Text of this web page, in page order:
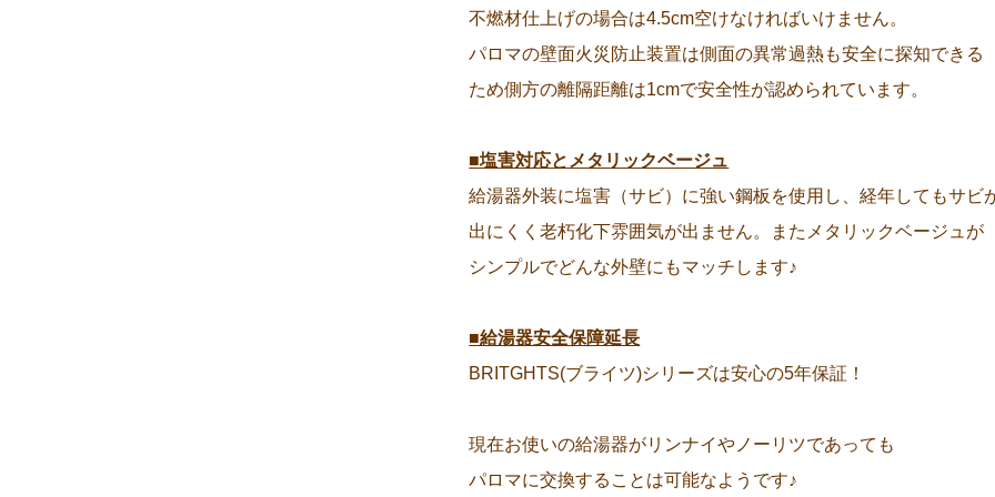
不燃材仕上げの場合は4.5cm空けなければいけません。
パロマの壁面火災防止装置は側面の異常過熱も安全に探知できる
ため側方の離隔距離は1cmで安全性が認められています。
■塩害対応とメタリックベージュ
給湯器外装に塩害（サビ）に強い鋼板を使用し、経年してもサビ
出にくく老朽化下雰囲気が出ません。またメタリックベージュが
シンプルでどんな外壁にもマッチします♪
■給湯器安全保障延長
BRITGHTS(ブライツ)シリーズは安心の5年保証！
現在お使いの給湯器がリンナイやノーリツであっても
パロマに交換することは可能なようです♪